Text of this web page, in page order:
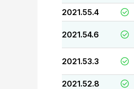
2021.55.4
2021.54.6
2021.53.3
2021.52.8